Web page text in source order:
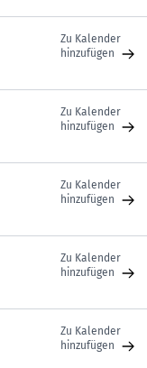
Zu Kalender
hinzufügen
Zu Kalender
hinzufügen
Zu Kalender
hinzufügen
Zu Kalender
hinzufügen
Zu Kalender
hinzufügen